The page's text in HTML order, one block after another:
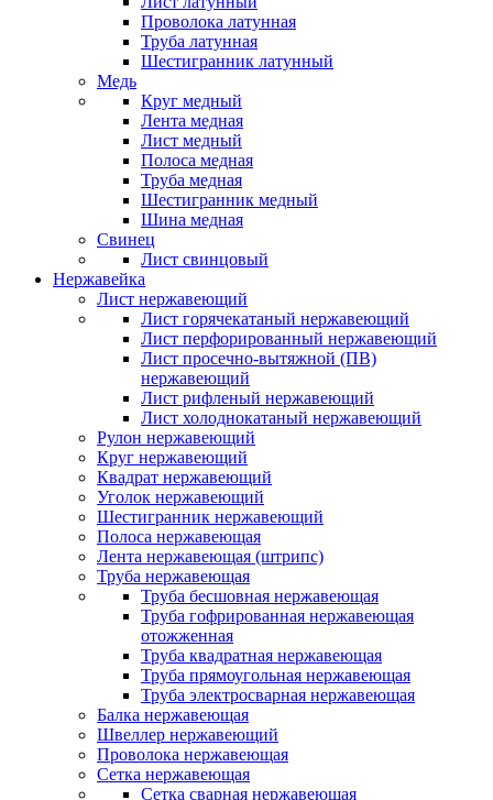
Проволока латунная
Труба латунная
Шестигранник латунный
Медь
Круг медный
Лента медная
Лист медный
Полоса медная
Труба медная
Шестигранник медный
Шина медная
Свинец
Лист свинцовый
Нержавейка
Лист нержавеющий
Лист горячекатаный нержавеющий
Лист перфорированный нержавеющий
Лист просечно-вытяжной (ПВ)
нержавеющий
Лист рифленый нержавеющий
Лист холоднокатаный нержавеющий
Рулон нержавеющий
Круг нержавеющий
Квадрат нержавеющий
Уголок нержавеющий
Шестигранник нержавеющий
Полоса нержавеющая
Лента нержавеющая (штрипс)
Труба нержавеющая
Труба бесшовная нержавеющая
Труба гофрированная нержавеющая
отожженная
Труба квадратная нержавеющая
Труба прямоугольная нержавеющая
Труба электросварная нержавеющая
Балка нержавеющая
Швеллер нержавеющий
Проволока нержавеющая
Сетка нержавеющая
Сетка сварная нержавеющая